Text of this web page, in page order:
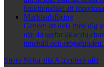
funktionalitet att
Marknadsföring
Genom att dela med dig
när du surfar ökar du
innehåll och erbjudanden.
Spara Neka alla Acceptera alla